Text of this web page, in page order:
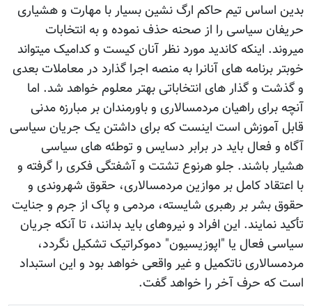
بدین اساس تیم حاکم ارگ نشین بسیار با مهارت و هشیاری
حریفان سیاسی را از صحنه حذف نموده و به انتخابات
میروند. اینکه کاندید مورد نظر آنان کیست و کدامیک میتواند
خوبتر برنامه های آنانرا به منصه اجرا گذارد در معاملات بعدی
و گذشت و گذار های انتخاباتی بهتر معلوم خواهد شد. اما
آنچه برای راهیان مردمسالاری و باورمندان بر مبارزه مدنی
قابل آموزش است اینست که برای داشتن یک جریان سیاسی
آگاه و فعال باید در برابر دسایس و توطئه های سیاسی
هشیار باشند. جلو هرنوع تشتت و آشفتگی فکری را گرفته و
با اعتقاد کامل بر موازین مردمسالاری، حقوق شهروندی و
حقوق بشر بر رهبری شایسته، مردمی و پاک از جرم و جنایت
تأکید نمایند. این افراد و نیروهای باید بدانند، تا آنکه جریان
سیاسی فعال یا "اپوزیسیون" دموکراتیک تشکیل نگردد،
مردمسالاری ناتکمیل و غیر واقعی خواهد بود و این استبداد
است که حرف آخر را خواهد گفت.